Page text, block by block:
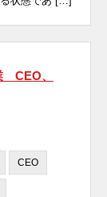
CEO、
CEO